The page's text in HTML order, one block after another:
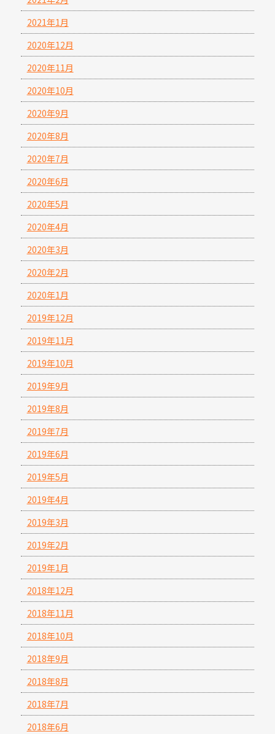
2021年1月
2020年12月
2020年11月
2020年10月
2020年9月
2020年8月
2020年7月
2020年6月
2020年5月
2020年4月
2020年3月
2020年2月
2020年1月
2019年12月
2019年11月
2019年10月
2019年9月
2019年8月
2019年7月
2019年6月
2019年5月
2019年4月
2019年3月
2019年2月
2019年1月
2018年12月
2018年11月
2018年10月
2018年9月
2018年8月
2018年7月
2018年6月